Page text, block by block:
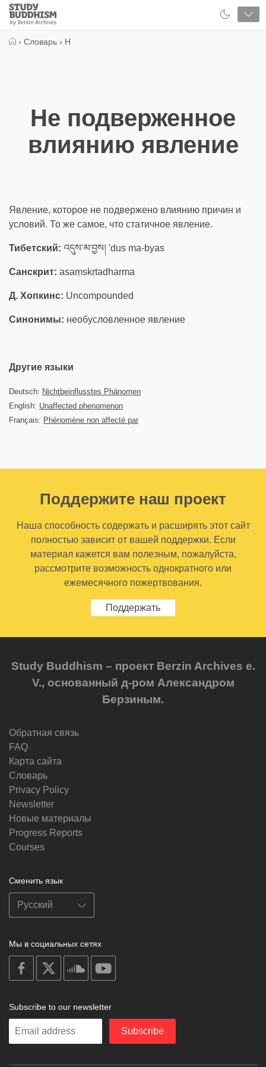
Close
Study
Buddhism
› Словарь › Н
Не подверженное
влиянию явление
Явление, которое не подвержено влиянию причин и
условий. То же самое, что статичное явление.
Тибетский: འདུས་མ་བྱས། 'dus ma-byas
Санскрит: asaṃskṛtadharma
Д. Хопкинс: Uncompounded
Синонимы: необусловленное явление
Другие языки
Deutsch: Nichtbeinflusstes Phänomen
English: Unaffected phenomenon
Français: Phénomène non affecté par
Поддержите наш проект
Наша способность содержать и расширять этот сайт
полностью зависит от вашей поддержки. Если
материал кажется вам полезным, пожалуйста,
рассмотрите возможность однократного или
ежемесячного пожертвования.
Поддержать
Study Buddhism – проект Berzin Archives e.
V., основанный д-ром Александром
Берзиным.
Обратная связь
FAQ
Карта сайта
Словарь
Privacy Policy
Newsletter
Новые материалы
Progress Reports
Courses
Сменить язык
Мы в социальных сетях
on
facebook
soundcloud
Subscribe to our newsletter
Enter
Subscribe